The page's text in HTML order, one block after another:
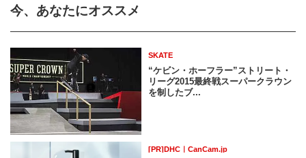
今、あなたにオススメ
SKATE
“ケビン・ホーフラー”ストリート・
リーグ2015最終戦スーパークラウン
を制したブ...
[PR]DHC｜CanCam.jp